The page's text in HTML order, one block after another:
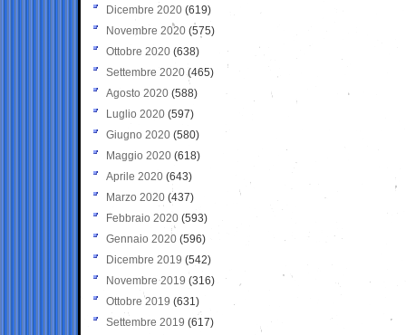
Dicembre 2020 (619)
Novembre 2020 (575)
Ottobre 2020 (638)
Settembre 2020(465)
Agosto 2020 (588)
Luglio 2020 (597)
Giugno 2020 (580)
Maggio 2020 (618)
Aprile 2020 (643)
Marzo 2020 (437)
Febbraio 2020 (593)
Gennaio 2020 (596)
Dicembre 2019 (542)
Novembre 2019 (316)
Ottobre 2019 (631)
Settembre 2019 (617)